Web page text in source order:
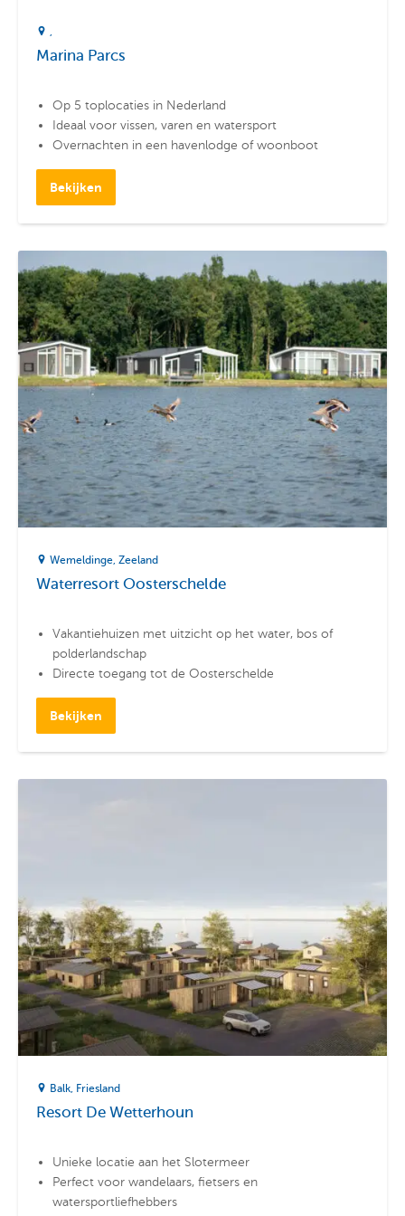
Marina Parcs
Op 5 toplocaties in Nederland
Ideaal voor vissen, varen en watersport
Overnachten in een havenlodge of woonboot
Bekijken
Wemeldinge Zeeland
Waterresort Oosterschelde
Vakantiehuizen met uitzicht op het water, bos of
polderlandschap
Directe toegang tot de Oosterschelde
Bekijken
Balk Friesland
Resort De Wetterhoun
Unieke locatie aan het Slotermeer
Perfect voor wandelaars, fietsers en
watersportliefhebbers